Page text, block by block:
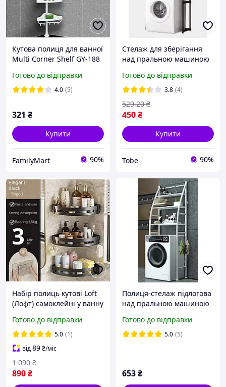
Кутова полиця для ванної
Multi Corner Shelf GY-188
Готово до відправки
4.0 (5)
321 ₴
Купити
FamilyMart 90%
Стелаж для зберігання
над пральною машиною
Готово до відправки
3.8 (4)
450₴
529.20 ₴
Купити
Tobe 90%
Набір полиць кутові Loft
(Лофт) самоклейні у ванну
пластикові Чорний (3шт),
WUKE
Готово до відправки
5.0 (1)
від89₴/міс
890₴
1 090 ₴
Полиця-стелаж підлогова
над пральною машиною
FM227
Готово до відправки
5.0 (5)
653₴